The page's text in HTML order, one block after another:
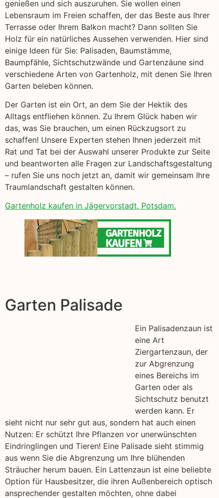
genießen und sich auszuruhen. Sie wollen einen
Lebensraum im Freien schaffen, der das Beste aus Ihrer
Terrasse oder Ihrem Balkon macht? Dann sollten Sie
Holz für ein natürliches Aussehen verwenden. Hier sind
einige Ideen für Sie: Palisaden, Baumstämme,
Baumpfähle, Sichtschutzwände und Gartenzäune sind
verschiedene Arten von Gartenholz, mit denen Sie Ihren
Garten beleben können.
Der Garten ist ein Ort, an dem Sie der Hektik des
Alltags entfliehen können. Zu Ihrem Glück haben wir
das, was Sie brauchen, um einen Rückzugsort zu
schaffen! Unsere Experten stehen Ihnen jederzeit mit
Rat und Tat bei der Auswahl unserer Produkte zur Seite
und beantworten alle Fragen zur Landschaftsgestaltung
– rufen Sie uns noch jetzt an, damit wir gemeinsam Ihre
Traumlandschaft gestalten können.
Gartenholz kaufen in Jägervorstadt, Potsdam.
Garten Palisade
Ein Palisadenzaun ist
eine Art
Ziergartenzaun, der
zur Abgrenzung
eines Bereichs im
Garten oder als
Sichtschutz benutzt
werden kann. Er
sieht nicht nur sehr gut aus, sondern hat auch einen
Nutzen: Er schützt Ihre Pflanzen vor unerwünschten
Eindringlingen und Tieren! Eine Palisade sieht stimmig
aus wenn Sie die Abgrenzung um Ihre blühenden
Sträucher herum bauen. Ein Lattenzaun ist eine beliebte
Option für Hausbesitzer, die ihren Außenbereich optisch
ansprechender gestalten möchten, ohne dabei